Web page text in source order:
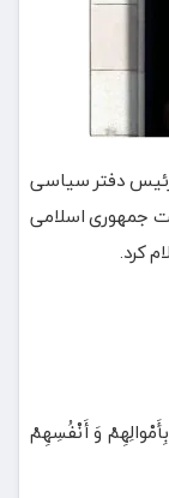
دفتر سیاسی
جمهوری اسلامی
کرد.
وَ أَنْفُسِهِمْ